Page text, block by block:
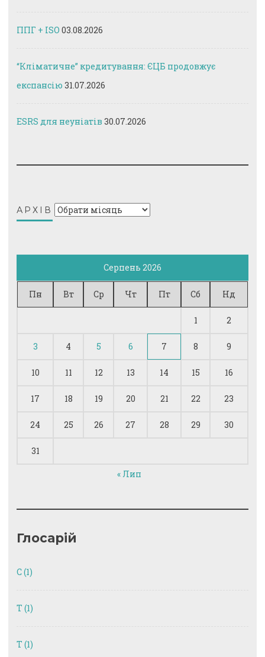
ППГ + ISO 03.08.2026
“Кліматичне” кредитування: ЄЦБ продовжує
експансію 31.07.2026
ESRS для неуніатів 30.07.2026
АРХІВ Архів
Серпень 2026
Пн Вт Ср Чт Пт Сб Нд
1 2
3 4 5 6 7 8 9
10 11 12 13 14 15 16
17 18 19 20 21 22 23
24 25 26 27 28 29 30
31
« Лип
Глосарій
C(1)
T (1)
Т (1)